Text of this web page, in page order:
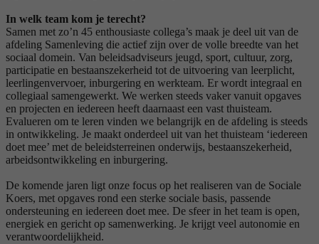
In welk team kom je terecht?
Samen met zo’n 45 enthousiaste collega’s maak je deel uit van de
afdeling Samenleving die actief zijn over de volle breedte van het
sociaal domein. Van beleidsadviseurs jeugd, sport, cultuur, zorg,
participatie en bestaanszekerheid tot de uitvoering van leerplicht,
leerlingenvervoer, inburgering en werkteam. Er wordt integraal en
collegiaal samengewerkt. We werken steeds vaker vanuit opgaves
en projecten en iedereen heeft daarnaast een vast thuisteam.
Evalueren om te leren vinden we belangrijk en de afdeling is steeds
in ontwikkeling. Je maakt onderdeel uit van het thuisteam ‘iedereen
doet mee’ met de beleidsterreinen onderwijs, bestaanszekerheid,
arbeidsontwikkeling en inburgering.
De komende jaren ligt onze focus op het realiseren van de Sociale
Koers, met opgaves rond een sterke sociale basis, passende
ondersteuning en iedereen doet mee. De sfeer in het team is open,
energiek en gericht op samenwerking. Je krijgt veel autonomie en
verantwoordelijkheid.